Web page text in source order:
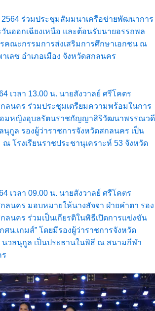
ร่วมประชุมสัมมนาเครือข่ายพัฒนาการ
นออกเฉียงเหนือ และต้อนรับนายอรรถพล
รคณะกรรมการส่งเสริมการศึกษาเอกชน ณ
เลซ อำเภอเมือง จังหวัดสกลนคร
เวลา 13.00 น. นายสังวาลย์ ศรีโคตร
ลนคร ร่วมประชุมเตรียมความพร้อมในการ
อมหญิงอุบลรัตนราชกัญญาสิริวัฒนาพรรณวดี
กูล รองผู้ว่าราชการจังหวัดสกลนคร เป็น
โรงเรียนราชประชานุเคราะห์ 53 จังหวัด
เวลา 09.00 น. นายสังวาลย์ ศรีโคตร
ลนคร มอบหมายให้นางสัจจา ฝ่ายคำตา รอง
ลนคร ร่วมเป็นเกียรติในพิธีเปิดการแข่งขัน
ศน.เกมส์” โดยมีรองผู้ว่าราชการจังหวัด
วลนุกูล เป็นประธานในพิธี ณ สนามกีฬา